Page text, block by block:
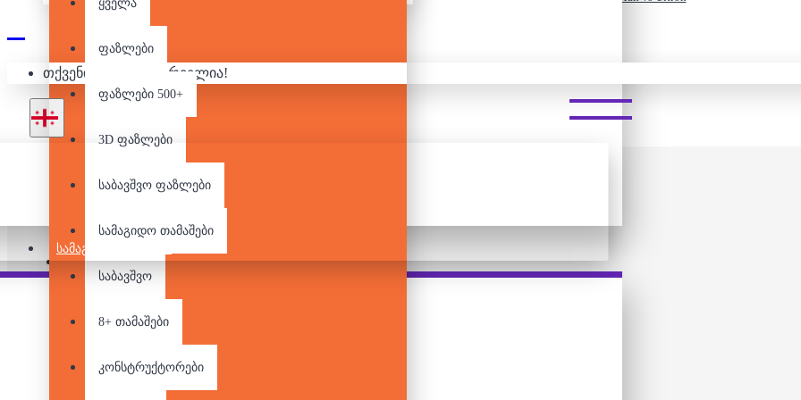
ᲡᲐᲛᲐᲒᲘᲓᲝ ᲗᲐᲛᲐᲨᲔᲑᲘ
ყველა
ფაზლები
ფაზლები 500+
3D ფაზლები
საბავშვო ფაზლები
სამაგიდო თამაშები
საბავშვო
8+ თამაშები
კონსტრუქტორები
თქვენი კალათა ცარიელია! ᲚᲔᲒᲝ - MARVEL - IRON MAN VS
Pair it With People Also Bought